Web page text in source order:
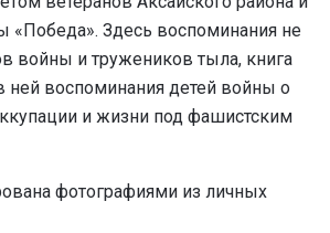
«Победа». Здесь воспоминания не
войны и тружеников тыла, книга
ней воспоминания детей войны о
и жизни под фашистским
фотографиями из личных